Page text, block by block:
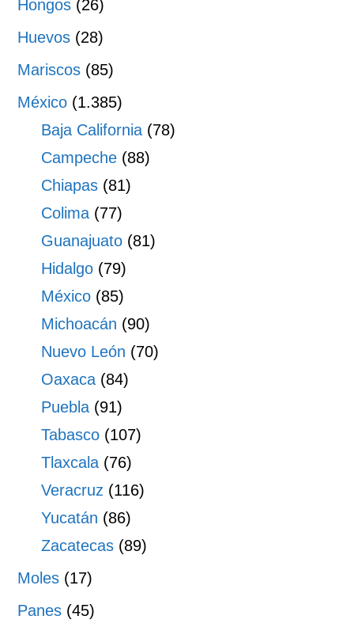
Hongos (26)
Huevos (28)
Mariscos (85)
México (1.385)
Baja California (78)
Campeche (88)
Chiapas (81)
Colima (77)
Guanajuato (81)
Hidalgo (79)
México (85)
Michoacán (90)
Nuevo León (70)
Oaxaca (84)
Puebla (91)
Tabasco (107)
Tlaxcala (76)
Veracruz (116)
Yucatán (86)
Zacatecas (89)
Moles (17)
Panes (45)